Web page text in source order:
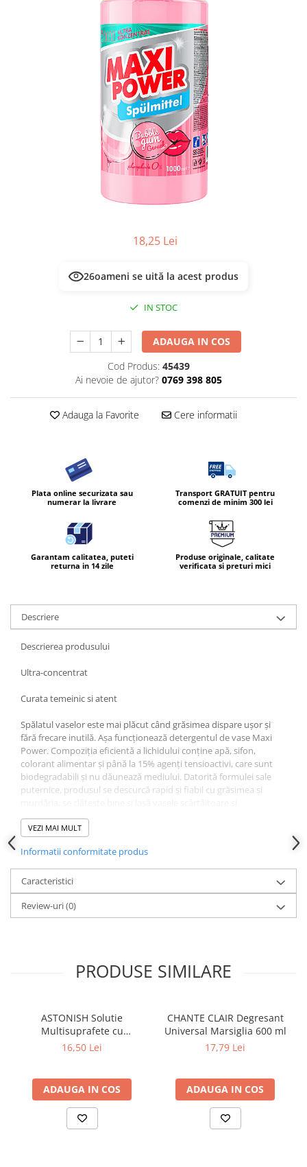
Servetele Umede & Uscate
18,25 Lei
26oameni se uită la acest produs
IN STOC
ADAUGA IN COS
Cod Produs: 45439
Ai nevoie de ajutor? 0769 398 805
Adauga la Favorite Cere informatii
Plata online securizata sau
numerar la livrare
Transport GRATUIT pentru
comenzi de minim 300 lei
Garantam calitatea, puteti
returna in 14 zile
Produse originale, calitate
verificata si preturi mici
Descriere
Descrierea produsului
Ultra-concentrat
Curata temeinic si atent
Spălatul vaselor este mai plăcut când grăsimea dispare ușor și
fără frecare inutilă. Așa funcționează detergentul de vase Maxi
Power. Compoziția eficientă a lichidului conține apă, sifon,
colorant alimentar și până la 15% agenți tensioactivi, care sunt
biodegradabili și nu dăunează mediului. Datorită formulei sale
puternice, produsul se descurcă rapid și fiabil cu grăsimea și
strălucitoare. Concentratul durează mai mult, deoarece pentru o
singură spălare ai nevoie doar de câteva picături de produs
VEZI MAI MULT
Informatii conformitate produs
Caracteristici
Review-uri(0)
PRODUSE SIMILARE
ASTONISH Solutie
Multisuprafete cu
Bicarbonat de Sodiu 750 ml
16,50 Lei
ADAUGA IN COS
CHANTE CLAIR Degresant
Universal Marsiglia 600 ml
17,79 Lei
ADAUGA IN COS